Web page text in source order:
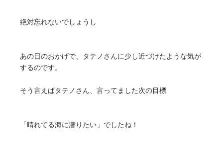
絶対忘れないでしょうし
あの日のおかげで、タテノさんに少し近づけたような気が
するのです。
そう言えばタテノさん、言ってました次の目標
「晴れてる海に潜りたい」でしたね！